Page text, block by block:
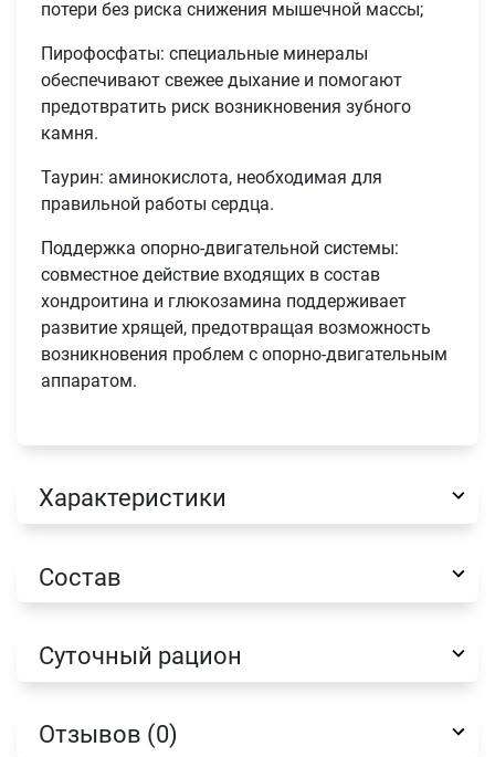
потери без риска снижения мышечной массы;
Пирофосфаты: специальные минералы
обеспечивают свежее дыхание и помогают
предотвратить риск возникновения зубного
камня.
Таурин: аминокислота, необходимая для
правильной работы сердца.
Поддержка опорно-двигательной системы:
совместное действие входящих в состав
хондроитина и глюкозамина поддерживает
развитие хрящей, предотвращая возможность
возникновения проблем с опорно-двигательным
аппаратом.
Характеристики
Состав
Суточный рацион
Отзывов (0)
Оформить заказ
Имя